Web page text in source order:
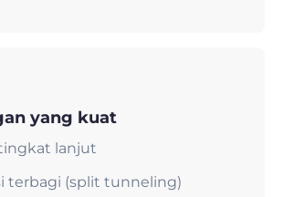
yang kuat
lanjut
terbagi (split tunneling)